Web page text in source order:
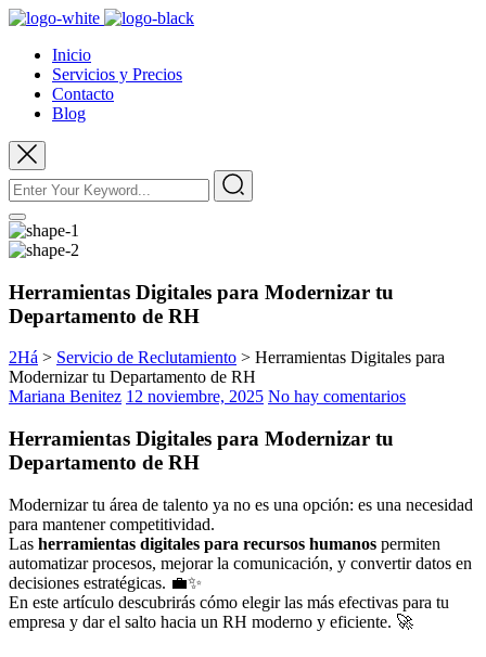
Inicio
Servicios y Precios
Contacto
Blog
Herramientas Digitales para Modernizar tu
Departamento de RH
2Há > Servicio de Reclutamiento > Herramientas Digitales para
Modernizar tu Departamento de RH
Mariana Benitez 12 noviembre, 2025 No hay comentarios
Herramientas Digitales para Modernizar tu
Departamento de RH
Modernizar tu área de talento ya no es una opción: es una necesidad
para mantener competitividad.
Las herramientas digitales para recursos humanos permiten
automatizar procesos, mejorar la comunicación, y convertir datos en
decisiones estratégicas. 💼✨
En este artículo descubrirás cómo elegir las más efectivas para tu
empresa y dar el salto hacia un RH moderno y eficiente. 🚀